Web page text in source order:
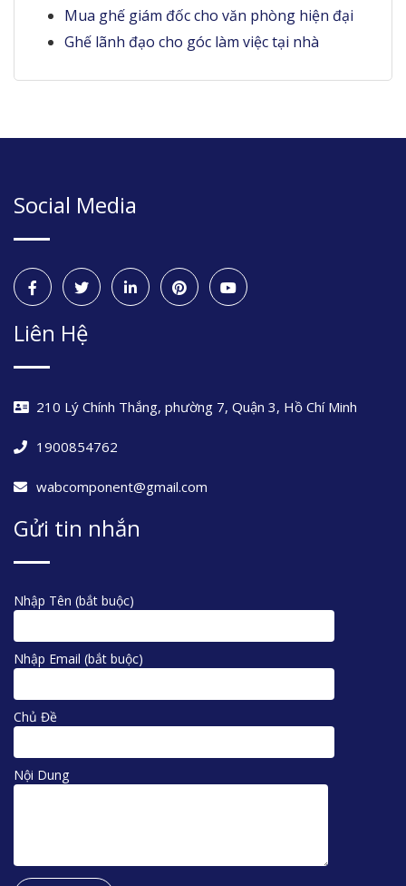
Mua ghế giám đốc cho văn phòng hiện đại
Ghế lãnh đạo cho góc làm việc tại nhà
Social Media
Liên Hệ
210 Lý Chính Thắng, phường 7, Quận 3, Hồ Chí Minh
1900854762
wabcomponent@gmail.com
Gửi tin nhắn
Nhập Tên (bắt buộc)
Nhập Email (bắt buộc)
Chủ Đề
Nội Dung